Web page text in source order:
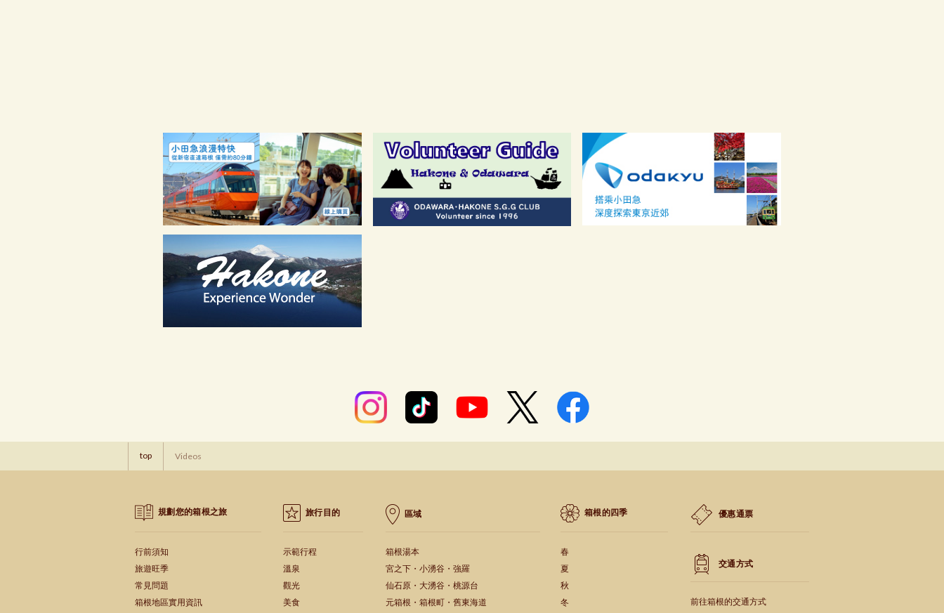
top Videos
規劃您的箱根之旅
行前須知
旅遊旺季
常見問題
箱根地區實用資訊
旅行目的
示範行程
溫泉
觀光
美食
區域
箱根湯本
宮之下・小湧谷・強羅
仙石原・大湧谷・桃源台
元箱根・箱根町・舊東海道
箱根的四季
春
夏
秋
冬
優惠通票
交通方式
前往箱根的交通方式